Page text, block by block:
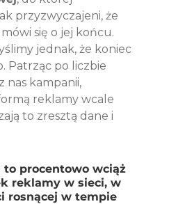
przyzwyczajeni, że
się o jej końcu.
jednak, że koniec
Patrząc po liczbie
nas kampanii,
reklamy wcale
to zresztą dane i
procentowo wciąż
reklamy w sieci, w
rosnącej w tempie